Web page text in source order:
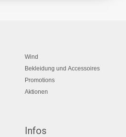
Wind
Bekleidung und Accessoires
Promotions
Aktionen
Infos